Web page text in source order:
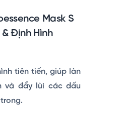
Mask S
Định Hình
tiên tiến, giúp làn
và đẩy lùi các dấu